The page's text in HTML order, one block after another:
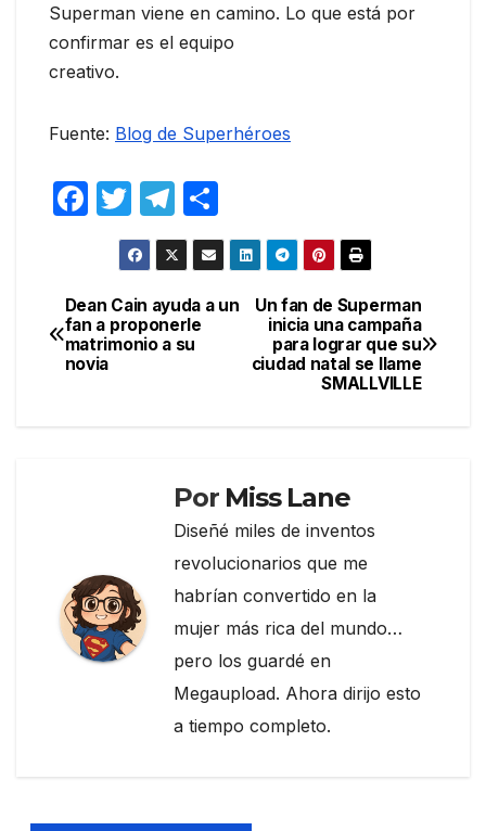
Superman viene en camino. Lo que está por
confirmar es el equipo
creativo.
Fuente: Blog de Superhéroes
F
e
b
o
T
w
itt
er
T
el
e
gr
a
o
m
p
Navegación
de
Un fan de Superman
inicia una campaña
para lograr que su
ciudad natal se llame
SMALLVILLE
Dean Cain ayuda a un
fan a proponerle
matrimonio a su
novia
Por Miss Lane
Diseñé miles de inventos
revolucionarios que me
habrían convertido en la
mujer más rica del mundo…
pero los guardé en
Megaupload. Ahora dirijo esto
a tiempo completo.